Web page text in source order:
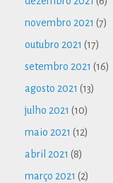
novembro 2021 (7)
outubro 2021 (17)
setembro 2021 (16)
agosto 2021 (13)
julho 2021 (10)
maio 2021 (12)
abril 2021 (8)
março 2021 (2)